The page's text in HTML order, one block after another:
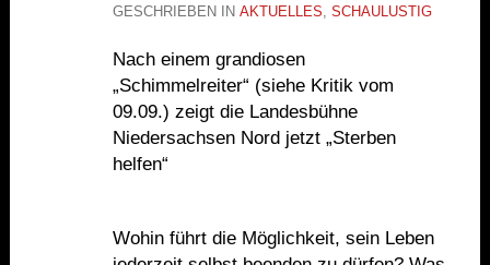
GESCHRIEBEN IN AKTUELLES, SCHAULUSTIG
Nach einem grandiosen
„Schimmelreiter“ (siehe Kritik vom
09.09.) zeigt die Landesbühne
Niedersachsen Nord jetzt „Sterben
helfen“
Wohin führt die Möglichkeit, sein Leben